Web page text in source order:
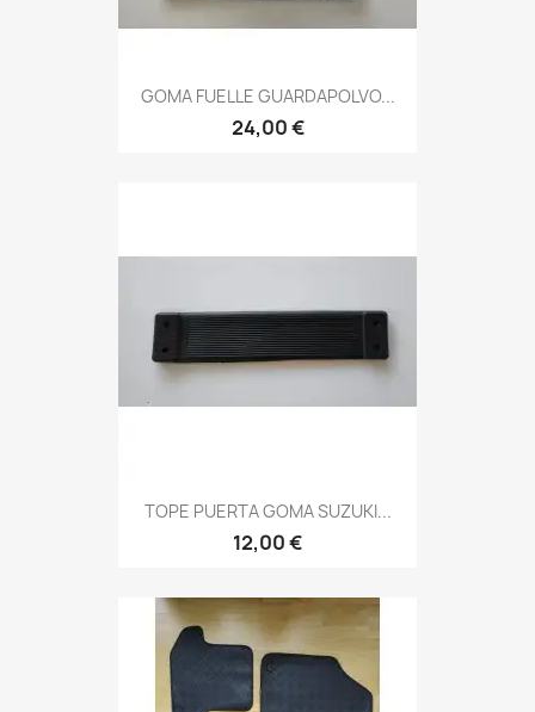
GOMA FUELLE GUARDAPOLVO...
24,00 €
TOPE PUERTA GOMA SUZUKI...
12,00 €